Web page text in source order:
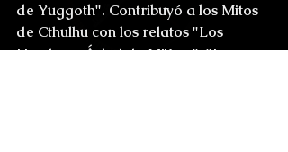
de Yuggoth". Contribuyó a los Mitos
de Cthulhu con los relatos "Los
Hombres-Árbol de M’Bwa", "Los